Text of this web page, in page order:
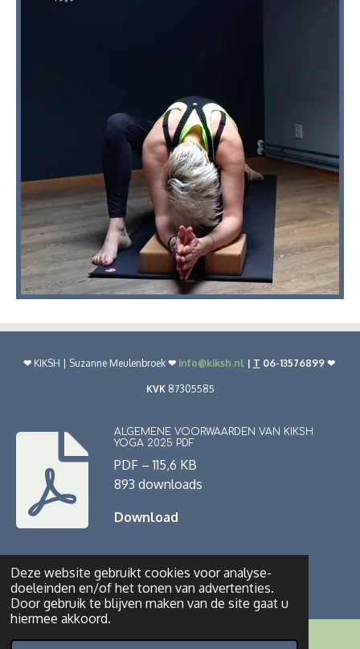
Deze website gebruikt cookies voor analyse-
doeleinden en/of het tonen van advertenties.
Door gebruik te blijven maken van de site gaat u
hiermee akkoord.
❤︎ KIKSH | Suzanne Meulenbroek ❤︎ info@kiksh.nl| T 06-13576899 ❤︎
KVK 87305585
ALGEMENE VOORWAARDEN VAN KIKSH
YOGA 2025 PDF
PDF – 115,6 KB
893 downloads
Download
© 2022 - 2026 www.kiksh.nl
Powered byJouwWeb